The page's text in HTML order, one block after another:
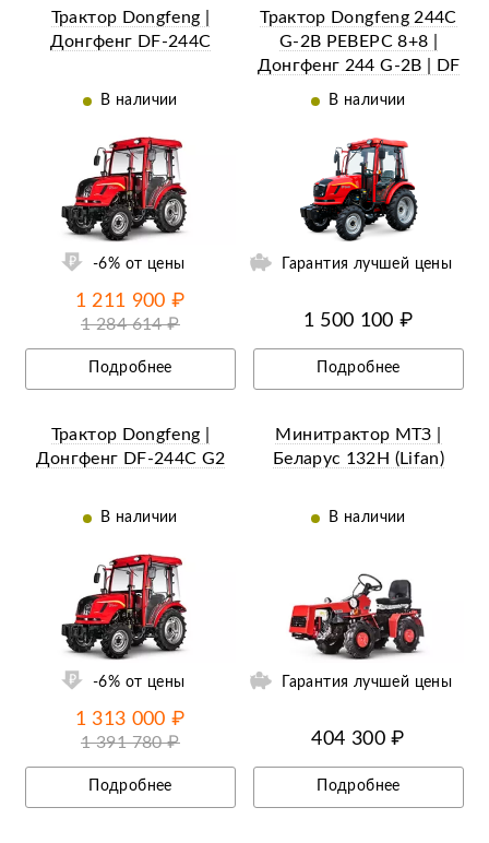
Трактор Dongfeng |
Донгфенг DF-244С
В наличии
-6% от цены
1 211 900 ₽
1 284 614 ₽
Подробнее
Трактор Dongfeng 244С
G-2B РЕВЕРС 8+8 |
Донгфенг 244 G-2B | DF
В наличии
Гарантия лучшей цены
1 500 100 ₽
Подробнее
Трактор Dongfeng |
Донгфенг DF-244С G2
В наличии
-6% от цены
1 313 000 ₽
1 391 780 ₽
Подробнее
Минитрактор МТЗ |
Беларус 132H (Lifan)
В наличии
Ещё 12 фотографий
Гарантия лучшей цены
404 300 ₽
Подробнее